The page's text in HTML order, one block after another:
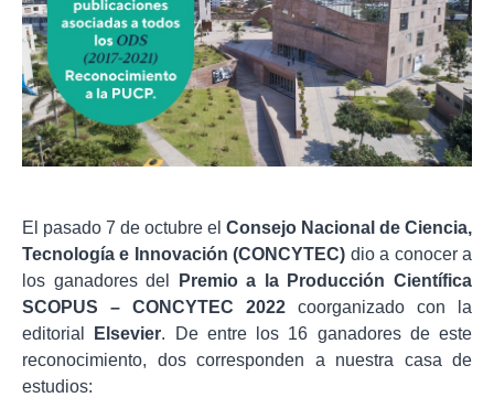
El pasado 7 de octubre el Consejo Nacional de Ciencia,
Tecnología e Innovación (CONCYTEC) dio a conocer a
los ganadores del
Premio a la Producción Científica
SCOPUS – CONCYTEC 2022 coorganizado con la
editorial
Elsevier. De entre los 16 ganadores de este
reconocimiento, dos corresponden a nuestra casa de
estudios: